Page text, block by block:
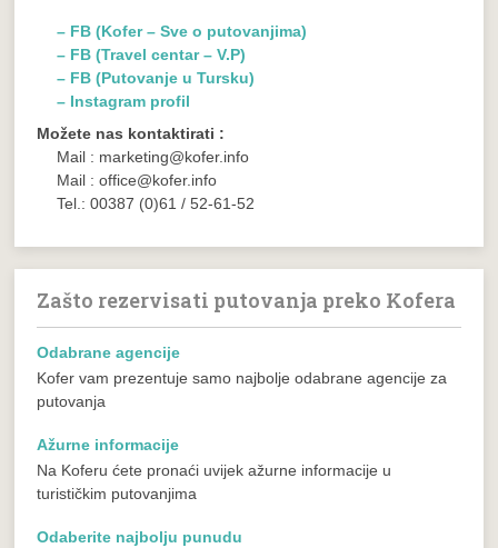
– FB (Kofer – Sve o putovanjima)
– FB (Travel centar – V.P)
– FB (Putovanje u Tursku)
– Instagram profil
Možete nas kontaktirati :
Mail : marketing@kofer.info
Mail : office@kofer.info
Tel.: 00387 (0)61 / 52-61-52
Zašto rezervisati putovanja preko Kofera
Odabrane agencije
Kofer vam prezentuje samo najbolje odabrane agencije za
putovanja
Ažurne informacije
Na Koferu ćete pronaći uvijek ažurne informacije u
turističkim putovanjima
Odaberite najbolju punudu